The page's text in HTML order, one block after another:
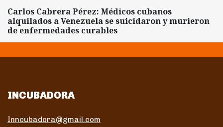
Carlos Cabrera Pérez: Médicos cubanos
alquilados a Venezuela se suicidaron y murieron
de enfermedades curables
INCUBADORA
Inncubadora@gmail.com